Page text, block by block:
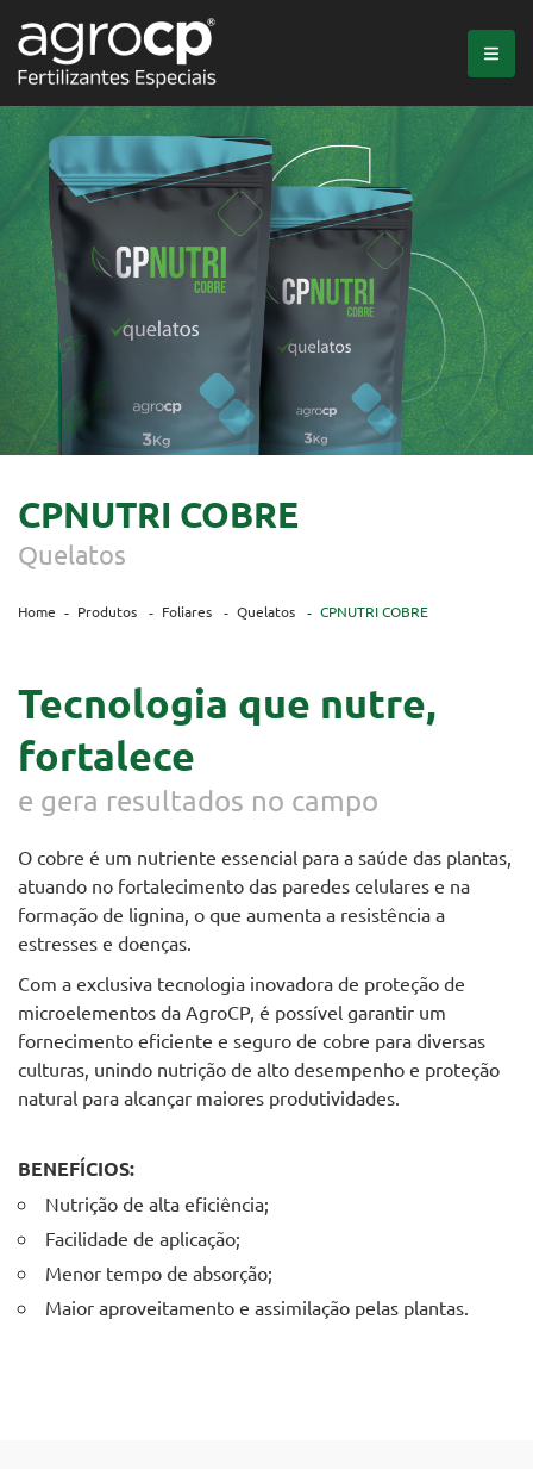
CPNUTRI COBRE
Quelatos
Home Produtos Foliares Quelatos CPNUTRI COBRE
Tecnologia que nutre,
fortalece
e gera resultados no campo
O cobre é um nutriente essencial para a saúde das plantas,
atuando no fortalecimento das paredes celulares e na
formação de lignina, o que aumenta a resistência a
estresses e doenças.
Com a exclusiva tecnologia inovadora de proteção de
microelementos da AgroCP, é possível garantir um
fornecimento eficiente e seguro de cobre para diversas
culturas, unindo nutrição de alto desempenho e proteção
natural para alcançar maiores produtividades.
BENEFÍCIOS:
Nutrição de alta eficiência;
Facilidade de aplicação;
Menor tempo de absorção;
Maior aproveitamento e assimilação pelas plantas.